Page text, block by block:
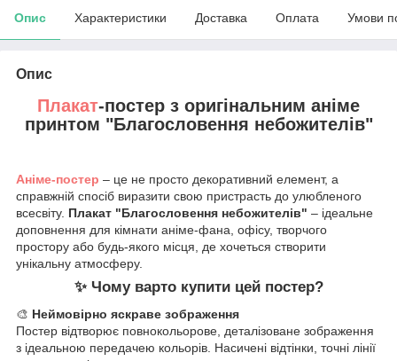
Опис Характеристики Доставка Оплата Умови
Опис
Плакат-постер з оригінальним аніме
принтом "Благословення небожителів"
Аніме-постер – це не просто декоративний елемент, а
справжній спосіб виразити свою пристрасть до улюбленого
всесвіту. Плакат "Благословення небожителів" – ідеальне
доповнення для кімнати аніме-фана, офісу, творчого
простору або будь-якого місця, де хочеться створити
унікальну атмосферу.
✨ Чому варто купити цей постер?
🎨 Неймовірно яскраве зображення
Постер відтворює повнокольорове, деталізоване зображення
з ідеальною передачею кольорів. Насичені відтінки, точні лінії